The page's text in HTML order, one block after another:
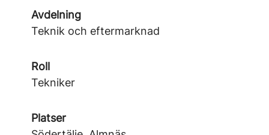
Avdelning
Teknik och eftermarknad
Roll
Tekniker
Platser